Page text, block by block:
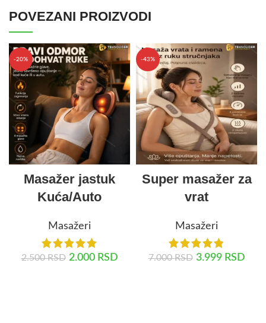
POVEZANI PROIZVODI
-20%
Masažer jastuk
Kuća/Auto
Masažeri
2.500RSD 2.000 RSD
-43%
Super masažer za
vrat
Masažeri
7.000RSD 3.999 RSD